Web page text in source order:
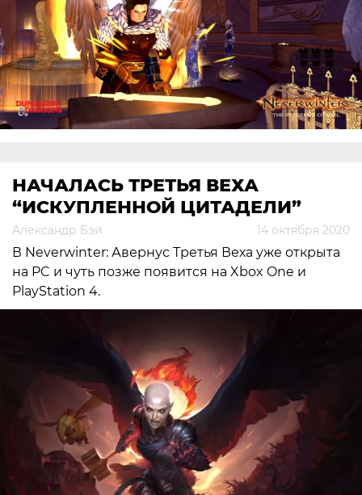
НАЧАЛАСЬ ТРЕТЬЯ ВЕХА
“ИСКУПЛЕННОЙ ЦИТАДЕЛИ”
Александр Бэй 14 октября 2020
В Neverwinter: Авернус Третья Веха уже открыта
на PC и чуть позже появится на Xbox One и
PlayStation 4.